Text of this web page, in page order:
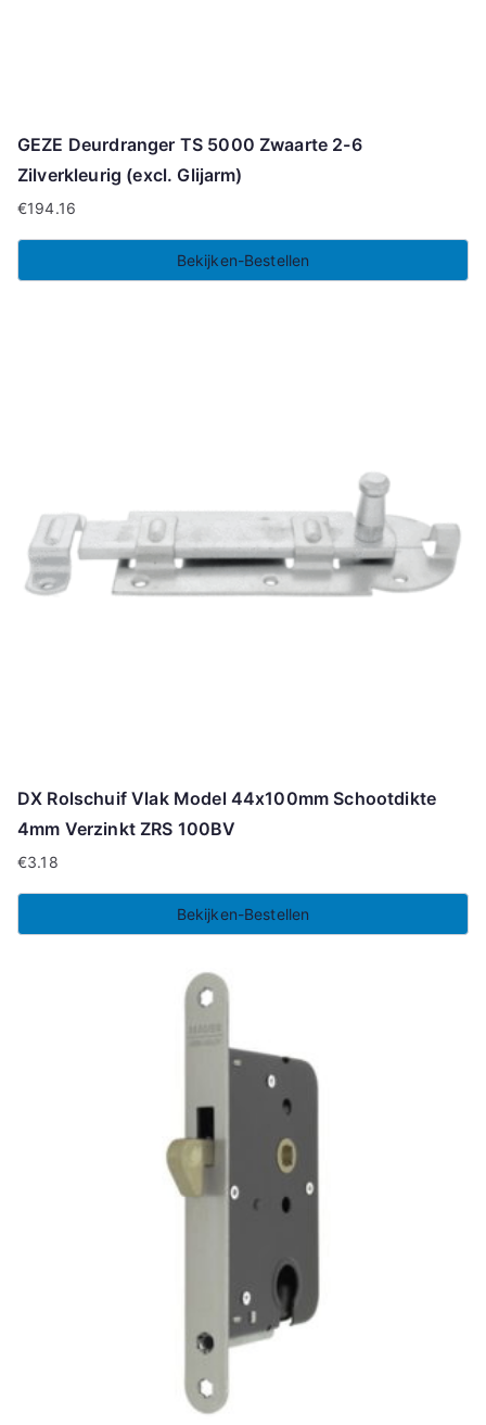
GEZE Deurdranger TS 5000 Zwaarte 2-6
Zilverkleurig (excl. Glijarm)
€194.16
Bekijken-Bestellen
DX Rolschuif Vlak Model 44x100mm Schootdikte
4mm Verzinkt ZRS 100BV
€3.18
Bekijken-Bestellen